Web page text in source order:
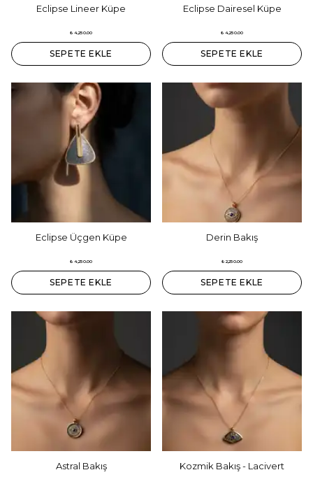
Eclipse Lineer Küpe
₺ 4,250.00
SEPETE EKLE
Eclipse Dairesel Küpe
₺ 4,250.00
SEPETE EKLE
Eclipse Üçgen Küpe
₺ 4,250.00
SEPETE EKLE
Derin Bakış
₺ 2,250.00
SEPETE EKLE
Astral Bakış Kozmik Bakış - Lacivert